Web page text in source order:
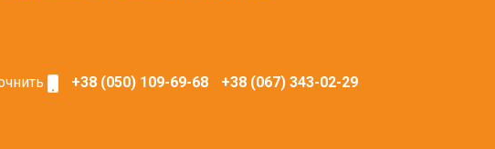
+38 (050) 109-69-68 +38 (067) 343-02-29